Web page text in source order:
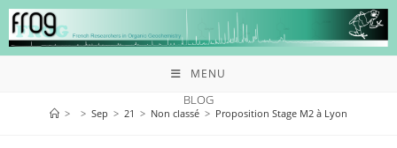
MENU
BLOG
> > Sep > 21 > Non classé > Proposition Stage M2 à Lyon